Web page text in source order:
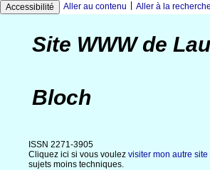
Accessibilité Aller au contenu Aller à la recherche
Site WWW de
Bloch
ISSN 2271-3905
Cliquez ici si vous voulez visiter mon autre site
sujets moins techniques.